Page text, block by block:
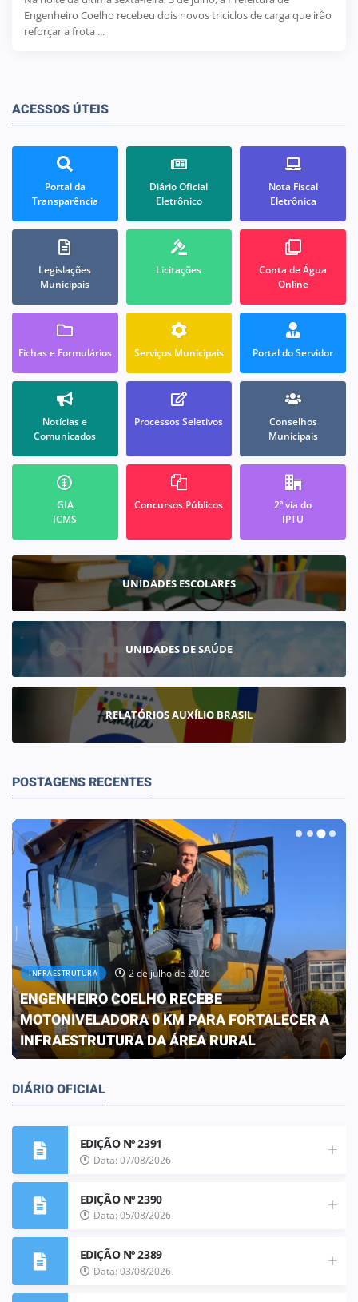
Engenheiro Coelho recebeu dois novos triciclos de carga que irão
reforçar a frota ...
ACESSOS ÚTEIS
Portal da
Transparência
Diário Oficial
Eletrônico
Nota Fiscal
Eletrônica
Legislações
Municipais
Licitações
Conta de Água
Online
Fichas e Formulários Serviços Municipais Portal do Servidor
Notícias e
Comunicados
Processos Seletivos
Conselhos
Municipais
GIA
ICMS
Concursos Públicos
2ª via do
IPTU
UNIDADES ESCOLARES
UNIDADES DE SAÚDE
RELATÓRIOS AUXÍLIO BRASIL
POSTAGENS RECENTES
INFRAESTRUTURA 2 de julho de 2026
ENGENHEIRO COELHO RECEBE
MOTONIVELADORA 0 KM PARA FORTALECER A
INFRAESTRUTURA DA ÁREA RURAL
DIÁRIO OFICIAL
EDIÇÃO Nº 2391
Data: 07/08/2026
EDIÇÃO Nº 2390
Data: 05/08/2026
EDIÇÃO Nº 2389
Data: 03/08/2026